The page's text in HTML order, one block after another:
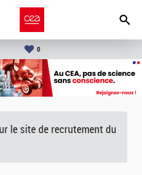
0
le site de recrutement du